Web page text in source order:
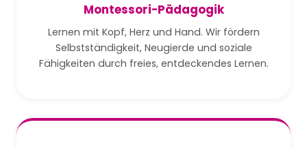
Montessori-Pädagogik
Lernen mit Kopf, Herz und Hand. Wir fördern
Selbstständigkeit, Neugierde und soziale
Fähigkeiten durch freies, entdeckendes Lernen.